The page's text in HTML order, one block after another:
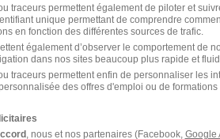
de mobilité interne au sein du
au fil de votre carrière
attractive en cas
implication dans le
sociaux et culturels
sur les séjours, participation
sportives, aide à la scolarité...
traceurs permettent également de piloter et
unique permettant de comprendre
en fonction des différentes sources de trafic.
également d’observer le comportement de
dans nos sites beaucoup plus rapide et
traceurs permettent enfin de personnaliser les
des offres d'emploi ou de formations
, nous et nos partenaires (Facebook, Google